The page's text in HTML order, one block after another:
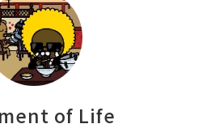
of Life